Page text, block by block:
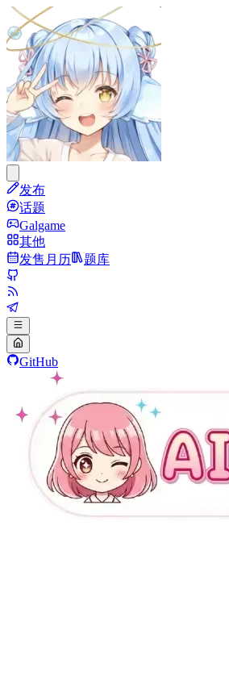
发布
话题
Galgame
其他
发售月历
题库
GitHub